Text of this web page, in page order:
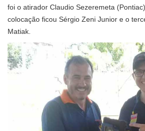
foi o atirador Claudio Sezeremeta
colocação ficou Sérgio Zeni Junior e o
Matiak.